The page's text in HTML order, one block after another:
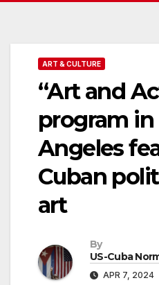
ART & CULTURE
“Art and
program in
Angeles
Cuban
art
By
US-Cuba
APR 7, 2024